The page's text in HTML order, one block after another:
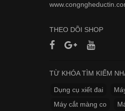
www.
THEO DÕI SHOP
TỪ KHÓA TÌM KIẾM
Dụng cụ xiết đai
Máy cắt màng co